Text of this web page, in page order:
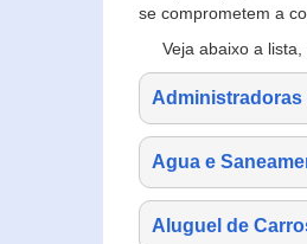
se comprometem a
Veja abaixo a
Agua e
Aluguel de